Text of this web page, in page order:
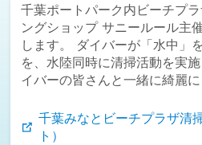
千葉ポートパーク内ビーチプ
ングショップ サニールール主
します。 ダイバーが「水中」
を、水陸同時に清掃活動を実
イバーの皆さんと一緒に綺麗
千葉みなとビーチプラザ清
ト）